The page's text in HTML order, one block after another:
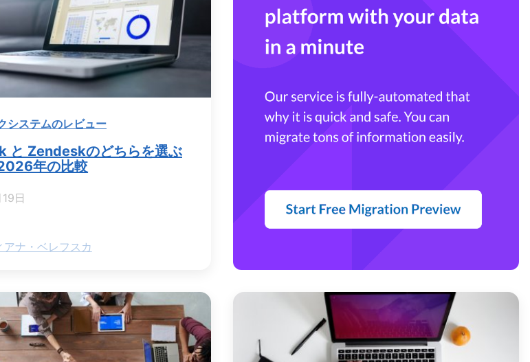
システムのレビュー
と Zendeskのどちらを選ぶ
年の比較
日
アナ・ベレフスカ